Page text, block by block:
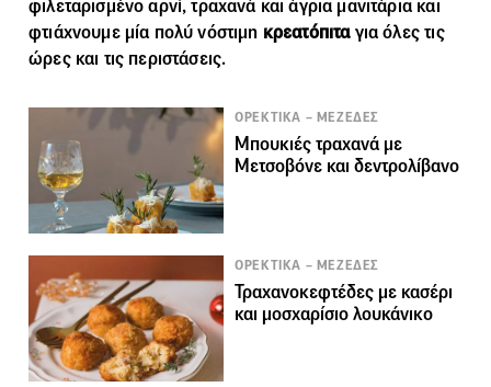
φιλεταρισμένο αρνί, τραχανά και άγρια μανιτάρια και
φτιάχνουμε μία πολύ νόστιμη κρεατόπιταγια όλες τις
ώρες και τις περιστάσεις.
ΟΡΕΚΤΙΚΑ – ΜΕΖΕΔΕΣ
Μπουκιές τραχανά με
Μετσοβόνε και δεντρολίβανο
ΟΡΕΚΤΙΚΑ – ΜΕΖΕΔΕΣ
Τραχανοκεφτέδες με κασέρι
και μοσχαρίσιο λουκάνικο